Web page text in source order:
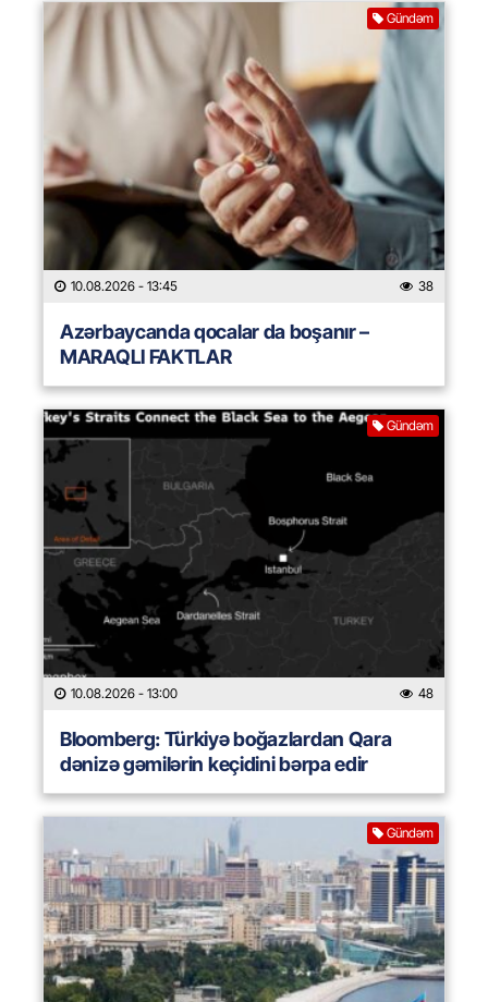
Gündəm
10.08.2026 - 13:45 38
Azərbaycanda qocalar da boşanır –
MARAQLI FAKTLAR
Gündəm
10.08.2026 - 13:00 48
Bloomberg: Türkiyə boğazlardan Qara
dənizə gəmilərin keçidini bərpa edir
Gündəm